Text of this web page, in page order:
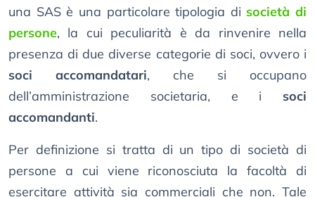
una SAS è una particolare tipologia di società di
persone, la cui peculiarità è da rinvenire nella
presenza di due diverse categorie di soci, ovvero i
soci accomandatari, che si occupano
dell’amministrazione societaria, e i soci
accomandanti.
Per definizione si tratta di un tipo di società di
persone a cui viene riconosciuta la facoltà di
esercitare attività sia commerciali che non. Tale